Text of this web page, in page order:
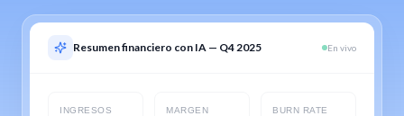
Resumen financiero con IA — Q4 2025 En vivo
INGRESOS
MARGEN
BURN RATE